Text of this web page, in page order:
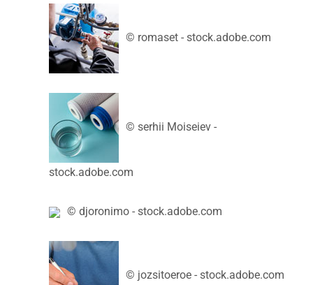
© romaset - stock.adobe.com
© serhii Moiseiev -
stock.adobe.com
© djoronimo - stock.adobe.com
© jozsitoeroe - stock.adobe.com